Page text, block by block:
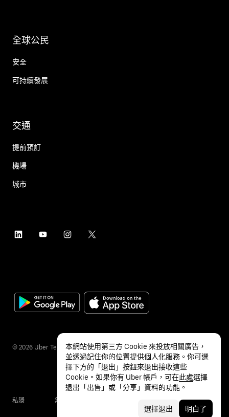
全球公民
安全
可持續發展
交通
提前預訂
機場
城市
© 2026 Uber Technologies Inc.
私隱 無障礙服務
本網站使用第三方 Cookie 來投放相關廣告，
並透過記住你的位置提供個人化服務。你可選
擇下方的「退出」按鈕來退出接收這些
Cookie。如果你有 Uber 帳戶，可在此處選擇
退出「出售」或「分享」資料的功能。
選擇退出 明白了